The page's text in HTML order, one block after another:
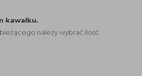
kawałku.
należy wybrać ilość